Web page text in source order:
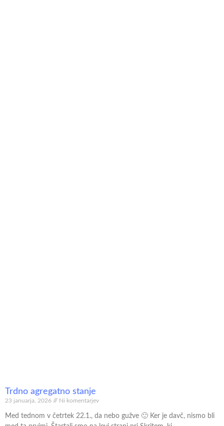
Trdno agregatno stanje
23 januarja, 2026 Ni komentarjev
Med tednom v četrtek 22.1., da nebo gužve 🙂 Ker je davč, nismo bli